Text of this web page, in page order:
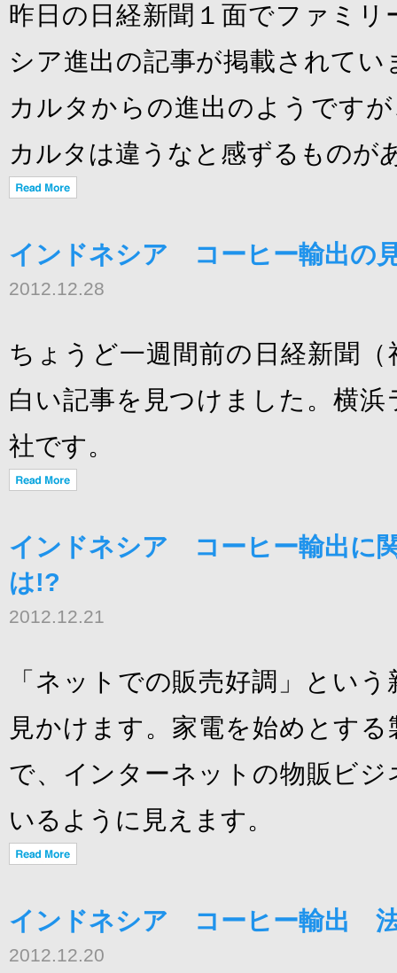
昨日の日経新聞１面でファミ
シア進出の記事が掲載されて
カルタからの進出のようです
カルタは違うなと感ずるものが
インドネシア コーヒー輸出の
2012.12.28
ちょうど一週間前の日経新聞
白い記事を見つけました。横
社です。
インドネシア コーヒー輸出に
は!?
2012.12.21
「ネットでの販売好調」とい
見かけます。家電を始めとす
で、インターネットの物販ビ
いるように見えます。
インドネシア コーヒー輸出
2012.12.20